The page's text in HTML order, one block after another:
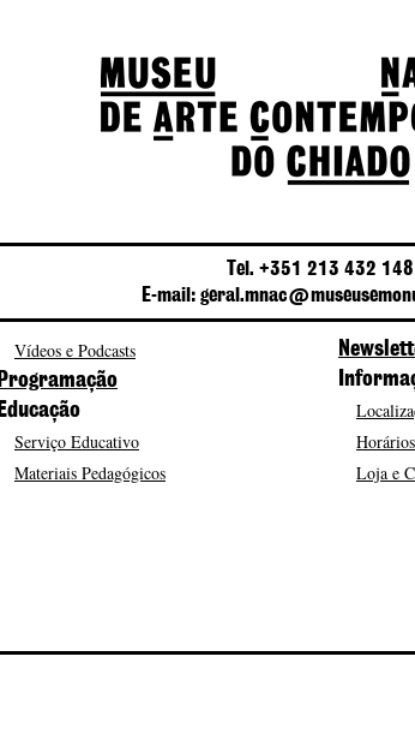
Tel. +351 213 432 148
E-mail:
Vídeos e Podcasts
Programação
Educação
Serviço Educativo
Materiais Pedagógicos
Loja e